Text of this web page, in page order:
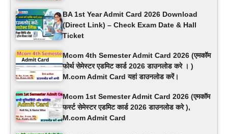
BA 1st Year Admit Card 2026 Download
(Direct Link) – Check Exam Date & Hall
Ticket
Mcom 4th Semester Admit Card 2026 (एमकॉम
फोर्थ सेमेस्टर एडमिट कार्ड 2026 डाउनलोड करे । )
M.com Admit Card यहां डाउनलोड करें।
Mcom 1st Semester Admit Card 2026 (एमकॉम
फर्स्ट सेमेस्टर एडमिट कार्ड 2026 डाउनलोड करे ),
M.com Admit Card